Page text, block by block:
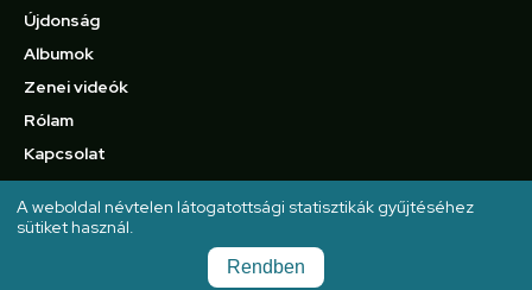
Újdonság
Albumok
Zenei videók
Rólam
Kapcsolat
A weboldal névtelen látogatottsági statisztikák gyűjtéséhez
sütiket használ.
Rendben